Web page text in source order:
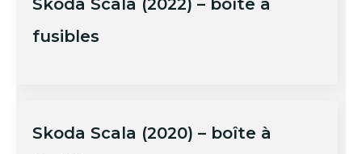
fusibles
Skoda Scala (2020) – boîte à